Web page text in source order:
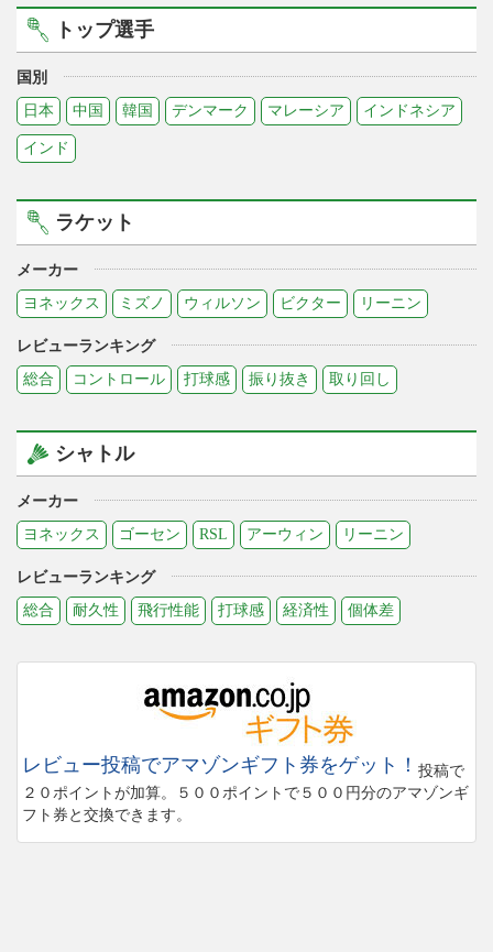
トップ選手
国別
日本
中国 韓国 デンマーク マレーシア インドネシア
インド
ラケット
メーカー
ヨネックス
ミズノ ウィルソン ビクター リーニン
レビューランキング
総合
コントロール 打球感 振り抜き 取り回し
シャトル
メーカー
ヨネックス
ゴーセン RSL アーウィン リーニン
レビューランキング
総合
耐久性 飛行性能 打球感 経済性 個体差
レビュー投稿でアマゾンギフト券をゲット！ 投稿で
２０ポイントが加算。５００ポイントで５００円分のアマゾンギ
フト券と交換できます。